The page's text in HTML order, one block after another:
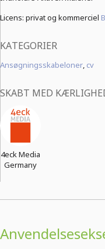
Licens: privat og kommerciel
KATEGORIER
Ansøgningsskabeloner, cv
SKABT MED
4eck Media
Germany